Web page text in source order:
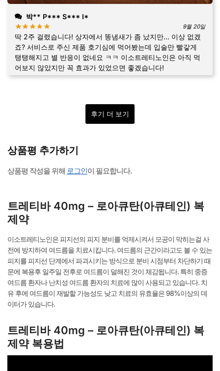
박** P*** S*** I*
9월 20일
딱 2주 걸렸습니다! 상자에서 똥냄새가 좀 났지만... 이상 없겠
죠? 서비스로 주신 제품 호기심에 먹어봤는데 입술만 빨갛게
탱탱해지고 별 반응이 없네요 ㅋㅋ 이소트레티노인은 아직 먹
어보지 않았지만 꼭 효과가 있었으면 좋겠습니다!
후기 더 보기
상품평 추가하기
상품평 작성을 위해 로그인이 필요합니다.
트레티바 40mg – 로아큐탄(아큐테인) 복
제약
이소트레티노인은 피지선의 피지 분비를 억제시켜서 모공이 막히는걸 사
전에 방지하여 여드름을 치료시킵니다. 여드름의 근간이라고도 볼 수 있는
피지를 피지선 단계에서 파괴시키는 방식으로 분비 시점부터 차단하기 때
문에 복용후 일주일 전후로 여드름이 덜해진 것이 체감됩니다. 특히 중증
여드름 환자나 난치성 여드름 환자의 치료에 많이 사용되고 있습니다. 치
유 후에 여드름이 재발할 가능성도 낮고 치료의 유효율은 98%이상의 데
이터가 있습니다.
트레티바 40mg – 로아큐탄(아큐테인) 복
제약 복용법